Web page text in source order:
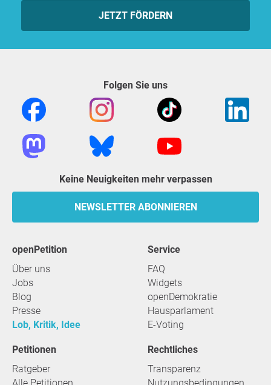
JETZT FÖRDERN
Folgen Sie uns
Keine Neuigkeiten mehr verpassen
NEWSLETTER ABONNIEREN
openPetition
Über uns
Jobs
Blog
Presse
Lob, Kritik, Idee
Service
FAQ
Widgets
openDemokratie
Hausparlament
E-Voting
Petitionen
Ratgeber
Rechtliches
Transparenz